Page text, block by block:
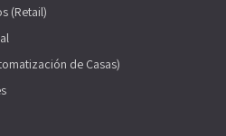
(Retail)
de Casas)